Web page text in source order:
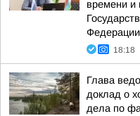
времени и
Федерации
18:18
Глава
доклад о
дела по